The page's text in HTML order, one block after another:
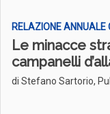
RELAZIONE ANNUALE
Le minacce
campanelli
di Stefano Sartorio,